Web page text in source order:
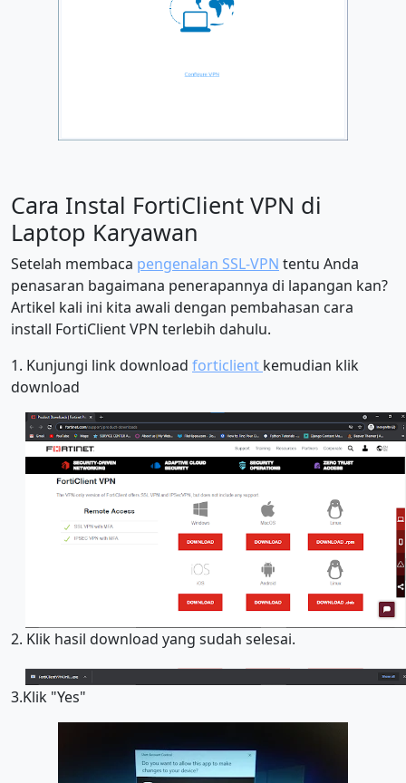
Cara Instal FortiClient VPN di
Laptop Karyawan
Setelah membaca pengenalan SSL-VPN tentu Anda
penasaran bagaimana penerapannya di lapangan kan?
Artikel kali ini kita awali dengan pembahasan cara
install FortiClient VPN terlebih dahulu.
1. Kunjungi link download forticlient kemudian klik
download
2. Klik hasil download yang sudah selesai.
3.Klik "Yes"